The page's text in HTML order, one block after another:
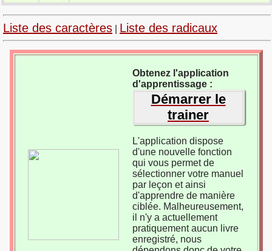
Liste des caractères Liste des radicaux
Obtenez l'application
d'apprentissage :
Démarrer le
trainer
L'application dispose
d'une nouvelle fonction
qui vous permet de
sélectionner votre manuel
par leçon et ainsi
d'apprendre de manière
ciblée. Malheureusement,
il n'y a actuellement
pratiquement aucun livre
enregistré, nous